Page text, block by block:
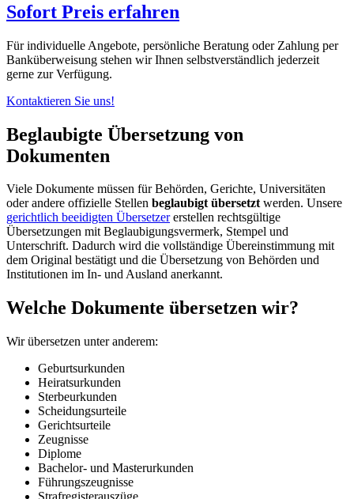
Sofort Preis erfahren
Für individuelle Angebote, persönliche Beratung oder Zahlung per
Banküberweisung stehen wir Ihnen selbstverständlich jederzeit
gerne zur Verfügung.
Kontaktieren Sie uns!
Beglaubigte Übersetzung von
Dokumenten
Viele Dokumente müssen für Behörden, Gerichte, Universitäten
oder andere offizielle Stellen beglaubigt übersetztwerden. Unsere
gerichtlich beeidigten Übersetzererstellen rechtsgültige
Übersetzungen mit Beglaubigungsvermerk, Stempel und
Unterschrift. Dadurch wird die vollständige Übereinstimmung mit
dem Original bestätigt und die Übersetzung von Behörden und
Institutionen im In- und Ausland anerkannt.
Welche Dokumente übersetzen wir?
Wir übersetzen unter anderem:
Geburtsurkunden
Heiratsurkunden
Sterbeurkunden
Scheidungsurteile
Gerichtsurteile
Zeugnisse
Diplome
Bachelor- und Masterurkunden
Führungszeugnisse